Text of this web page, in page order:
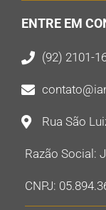
ENTRE EM
(92) 2101-
Rua São
Razão Social:
CNPJ: